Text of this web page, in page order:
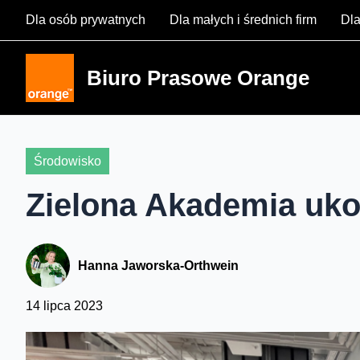
Dla osób prywatnych Dla małych i średnich firm
Biuro Prasowe Orange
Środowisko
Zielona Akademia
Hanna Jaworska-Orthwein
14 lipca 2023